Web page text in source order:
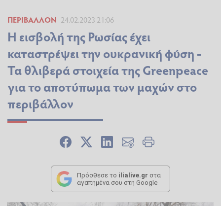
ΠΕΡΙΒΆΛΛΟΝ 24.02.2023 21:06
H εισβολή της Ρωσίας έχει
καταστρέψει την ουκρανική φύση -
Τα θλιβερά στοιχεία της Greenpeace
για το αποτύπωμα των μαχών στο
περιβάλλον
Πρόσθεσε το ilialive.gr στα
αγαπημένα σου στη Google